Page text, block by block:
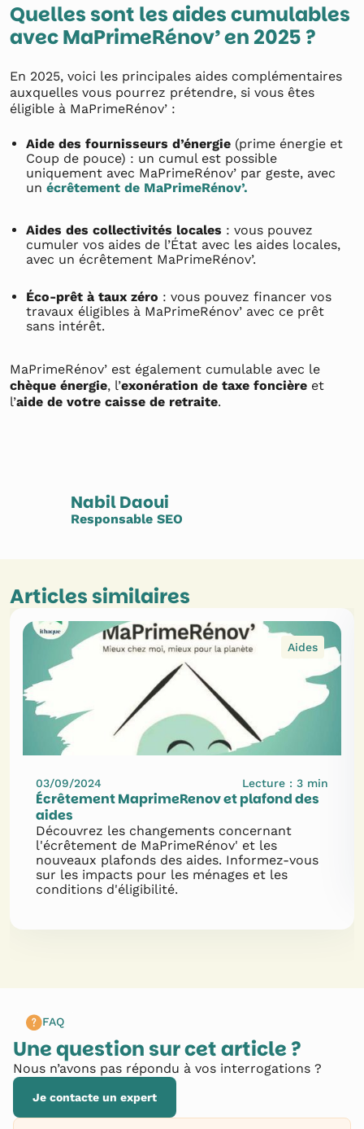
Quelles sont les aides cumulables
avec MaPrimeRénov’ en 2025 ?
En 2025, voici les principales aides complémentaires
auxquelles vous pourrez prétendre, si vous êtes
éligible à MaPrimeRénov’ :
Aide des fournisseurs d’énergie (prime énergie et
Coup de pouce) : un cumul est possible
uniquement avec MaPrimeRénov’ par geste, avec
un écrêtement de MaPrimeRénov’.
Aides des collectivités locales : vous pouvez
cumuler vos aides de l’État avec les aides locales,
avec un écrêtement MaPrimeRénov’.
Éco-prêt à taux zéro : vous pouvez financer vos
travaux éligibles à MaPrimeRénov’ avec ce prêt
sans intérêt.
MaPrimeRénov’ est également cumulable avec le
chèque énergie, l’exonération de taxe foncière et
l’aide de votre caisse de retraite.
Nabil Daoui
Responsable SEO
Articles similaires
Aides
03/09/2024 Lecture : 3 min
Écrêtement MaprimeRenov et plafond des
aides
Découvrez les changements concernant
l'écrêtement de MaPrimeRénov' et les
nouveaux plafonds des aides. Informez-vous
sur les impacts pour les ménages et les
conditions d'éligibilité.
FAQ
Une question sur cet article ?
Nous n’avons pas répondu à vos interrogations ?
Je contacte un expert